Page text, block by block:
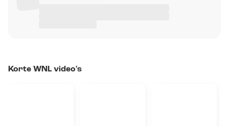
Korte WNL video's